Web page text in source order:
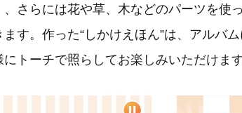
さらには花や草、木などのパーツを使
す。作った“しかけえほん”は、アルバ
トーチで照らしてお楽しみいただけます